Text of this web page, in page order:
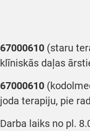
67000610 (staru
klīniskās daļas
67000610
joda terapiju, pie
Darba laiks no pl.